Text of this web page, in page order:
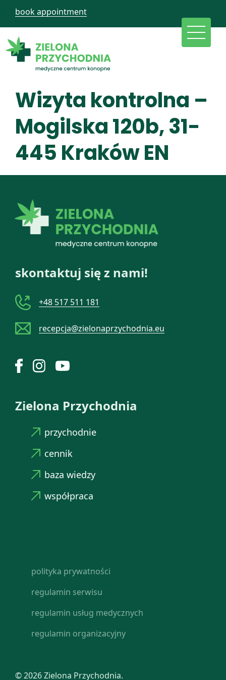
book appointment
Wizyta kontrolna –
Mogilska 120b, 31-
445 Kraków EN
skontaktuj się z nami!
+48 517 511 181
recepcja@zielonaprzychodnia.eu
Zielona Przychodnia
przychodnie
cennik
baza wiedzy
współpraca
polityka prywatności
regulamin serwisu
regulamin usług medycznych
regulamin organizacyjny
© 2026 Zielona Przychodnia.